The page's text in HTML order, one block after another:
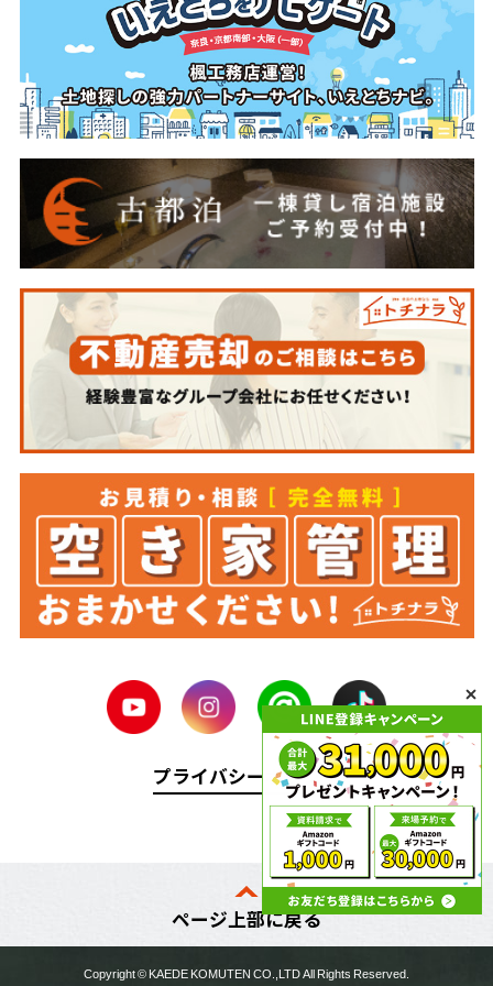
プライバシーポリシー
ページ上部に戻る
Copyright ©KAEDE KOMUTENCO.,LTD All Rights Reserved.